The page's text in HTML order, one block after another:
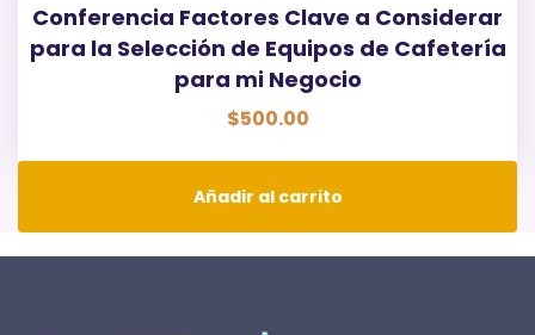
Conferencia Factores Clave a Considerar
para la Selección de Equipos de Cafetería
para mi Negocio
$500.00
Añadir al carrito